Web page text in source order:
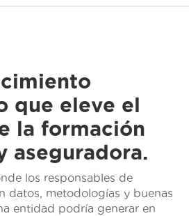
que eleve el
la formación
aseguradora.
los responsables de
datos, metodologías y buenas
entidad podría generar en